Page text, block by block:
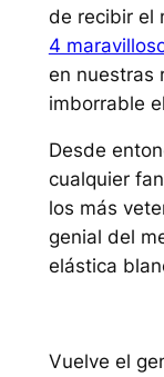
de recibir el
4
en nuestras
imborrable
Desde
cualquier
los más
genial del
elástica
Vuelve el